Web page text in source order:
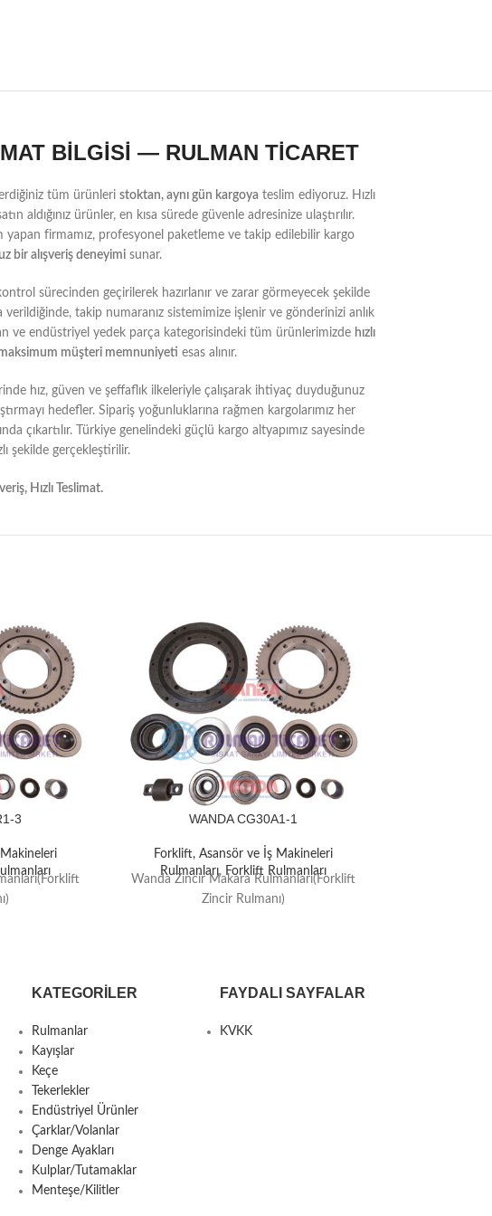
BİLGİSİ — RULMAN TİCARET
tüm ürünleri stoktan, aynı gün kargoya teslim ediyoruz. Hızlı
aldığınız ürünler, en kısa sürede güvenle adresinize ulaştırılır.
yapan firmamız, profesyonel paketleme ve takip edilebilir kargo
bir alışveriş deneyimi sunar.
sürecinden geçirilerek hazırlanır ve zarar görmeyecek şekilde
takip numaranız sistemimize işlenir ve gönderinizi anlık
ve endüstriyel yedek parça kategorisindeki tüm ürünlerimizde hızlı
müşteri memnuniyeti esas alınır.
hız, güven ve şeffaflık ilkeleriyle çalışarak ihtiyaç duyduğunuz
hedefler. Sipariş yoğunluklarına rağmen kargolarımız her
çıkartılır. Türkiye genelindeki güçlü kargo altyapımız sayesinde
şekilde gerçekleştirilir.
Hızlı Teslimat.
3 WANDA CG30A1-1
Forklift, Asansör ve İş Makineleri
Rulmanları, Forklift Rulmanları
Wanda Zincir Makara Rulmanları(Forklift
Zincir Rulmanı)
KATEGORILER
Rulmanlar
Kayışlar
Keçe
Tekerlekler
Endüstriyel Ürünler
Çarklar/Volanlar
Denge Ayakları
Kulplar/Tutamaklar
Menteşe/Kilitler
FAYDALI SAYFALAR
KVKK